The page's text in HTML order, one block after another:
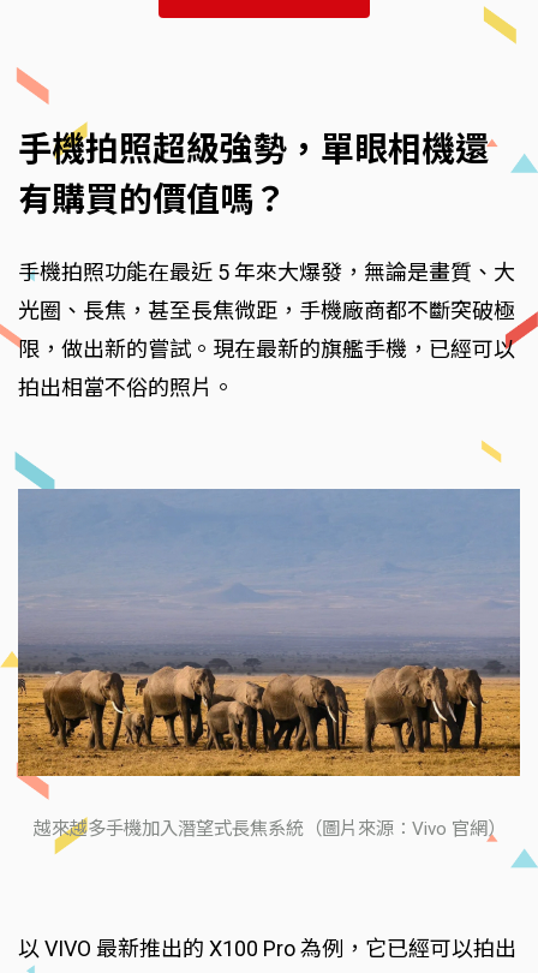
手機拍照超級強勢，單眼相機還
有購買的價值嗎？
手機拍照功能在最近 5 年來大爆發，無論是畫質、大
光圈、長焦，甚至長焦微距，手機廠商都不斷突破極
限，做出新的嘗試。現在最新的旗艦手機，已經可以
拍出相當不俗的照片。
越來越多手機加入潛望式長焦系統（圖片來源：Vivo 官網）
以 VIVO 最新推出的 X100 Pro 為例，它已經可以拍出